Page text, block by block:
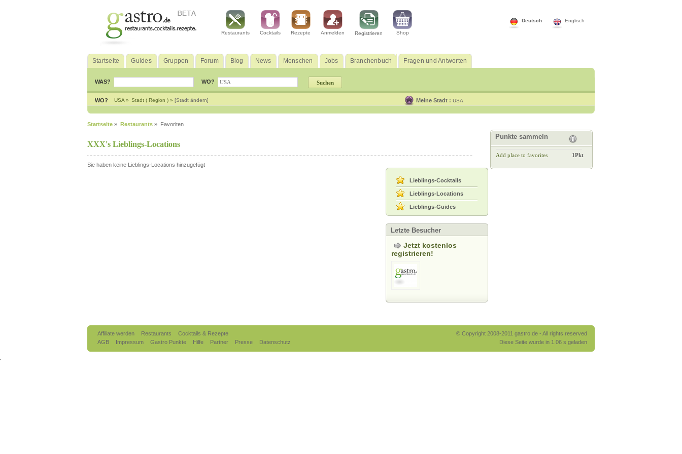
Englisch
Deutsch
Restaurants Cocktails Rezepte Anmelden Registrieren Shop
Startseite Guides Gruppen Forum Blog News Menschen Jobs Branchenbuch Fragen und Antworten
WAS? WO?
WO? USA » Stadt ( Region ) » [Stadt ändern] Meine Stadt : USA
Startseite » Restaurants » Favoriten
XXX's Lieblings-Locations
Sie haben keine Lieblings-Locations hinzugefügt
Punkte sammeln
Add place to favorites 1Pkt
Lieblings-Cocktails
Lieblings-Locations
Lieblings-Guides
Letzte Besucher
Jetzt kostenlos
registrieren!
© Copyright 2008-2011 gastro.de - All rights reserved
Diese Seite wurde in 1.06 s geladen
Affiliate werden Restaurants
Cocktails & Rezepte
AGB
Impressum Gastro Punkte Hilfe Partner Presse Datenschutz